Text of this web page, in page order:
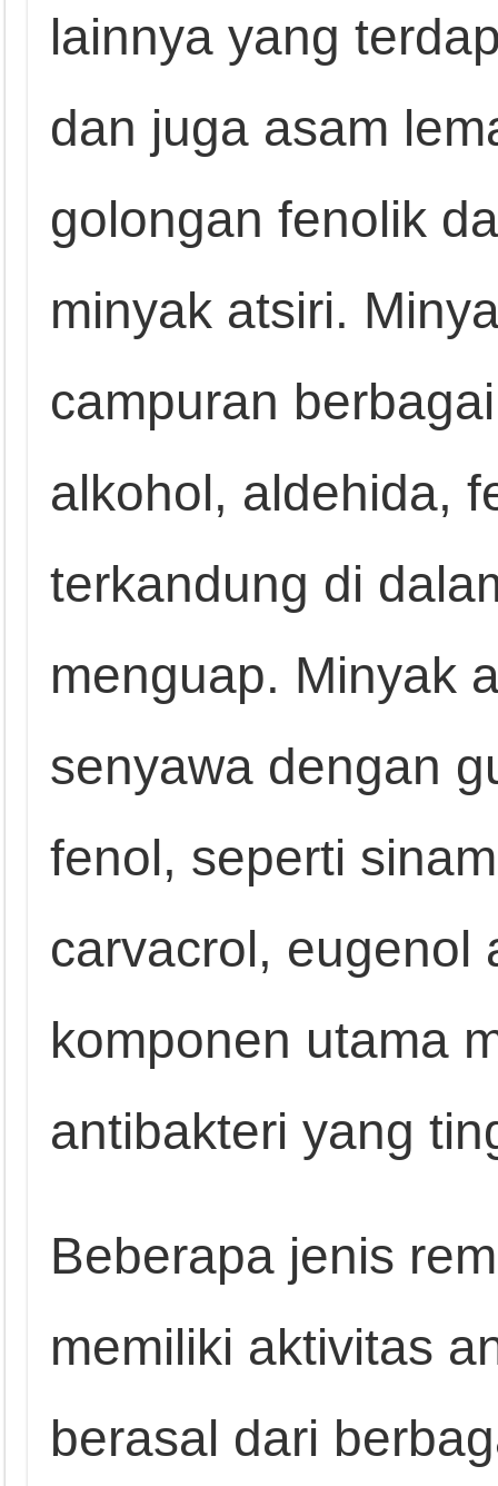
lainnya yang
dan juga asam
golongan fenolik
minyak atsiri.
campuran
alkohol, aldehida,
terkandung di
menguap. Minyak
senyawa dengan
fenol, seperti
carvacrol, eugenol
komponen utama
antibakteri yang
Beberapa jenis
memiliki aktivitas
berasal dari